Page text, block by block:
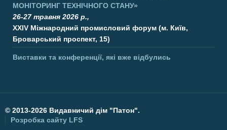
МОНІТОРИНГ ТЕХНІЧНОГО СТАНУ»
26-27 травня 2026 р.,
XXIV Міжнародний промисловий форум (м. Київ,
Броварський проспект, 15)
Виставки та конференції, які вже відбулись
© 2013-2026 Видавничий дім "Патон".
Розробка сайту LFS